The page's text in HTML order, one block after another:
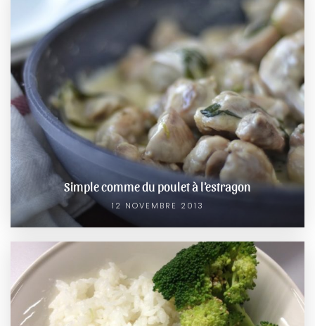
Simple comme du poulet à l’estragon
12 NOVEMBRE 2013